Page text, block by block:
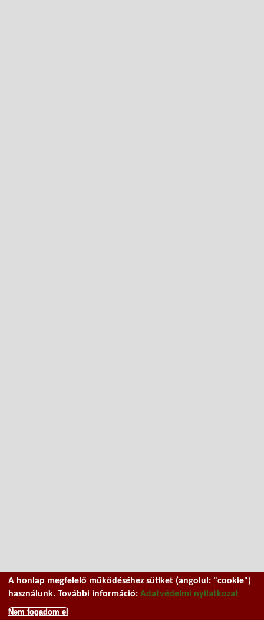
A honlap megfelelő működéséhez sütiket (angolul: "cookie")
használunk. További információ: Adatvédelmi nyilatkozat
Nem fogadom el